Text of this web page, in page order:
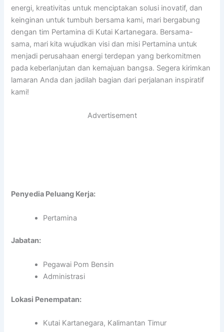
energi, kreativitas untuk menciptakan solusi inovatif, dan
keinginan untuk tumbuh bersama kami, mari bergabung
dengan tim Pertamina di Kutai Kartanegara. Bersama-
sama, mari kita wujudkan visi dan misi Pertamina untuk
menjadi perusahaan energi terdepan yang berkomitmen
pada keberlanjutan dan kemajuan bangsa. Segera kirimkan
lamaran Anda dan jadilah bagian dari perjalanan inspiratif
kami!
Advertisement
Penyedia Peluang Kerja:
Pertamina
Jabatan:
Pegawai Pom Bensin
Administrasi
Lokasi Penempatan:
Kutai Kartanegara, Kalimantan Timur